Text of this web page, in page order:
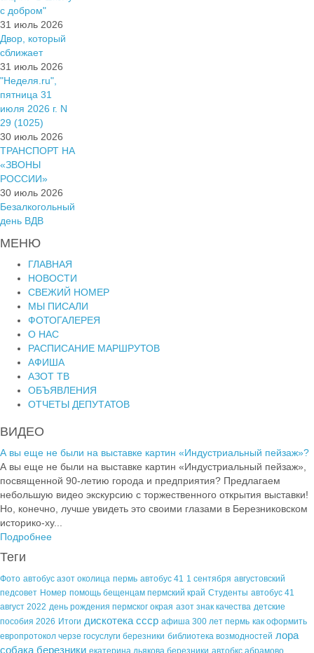
с добром"
31 июль 2026
Двор, который
сближает
31 июль 2026
"Неделя.ru",
пятница 31
июля 2026 г. N
29 (1025)
30 июль 2026
ТРАНСПОРТ НА
«ЗВОНЫ
РОССИИ»
30 июль 2026
Безалкогольный
день ВДВ
МЕНЮ
ГЛАВНАЯ
НОВОСТИ
СВЕЖИЙ НОМЕР
МЫ ПИСАЛИ
ФОТОГАЛЕРЕЯ
О НАС
РАСПИСАНИЕ МАРШРУТОВ
АФИША
АЗОТ ТВ
ОБЪЯВЛЕНИЯ
ОТЧЕТЫ ДЕПУТАТОВ
ВИДЕО
А вы еще не были на выставке картин «Индустриальный пейзаж»?
А вы еще не были на выставке картин «Индустриальный пейзаж»,
посвященной 90-летию города и предприятия? Предлагаем
небольшую видео экскурсию с торжественного открытия выставки!
Но, конечно, лучше увидеть это своими глазами в Березниковском
историко-ху...
Подробнее
Теги
Фото автобус азот околица пермь автобус 41 1 сентября августовский
педсовет Номер помощь бещенцам пермский край Студенты автобус 41
август 2022 день рождения пермског окрая азот знак качества детские
пособия 2026 Итоги дискотека ссср афиша 300 лет пермь как оформить
европротокол черзе госуслуги березники библиотека возмодностей лора
собака березники